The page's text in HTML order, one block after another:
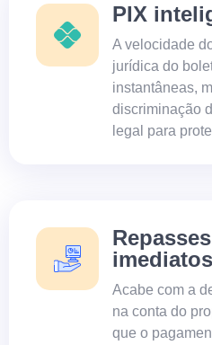
PIX
A velocidade
jurídica do
instantâneas,
discriminação
legal para
imediatos
Acabe com a
na conta do
que o